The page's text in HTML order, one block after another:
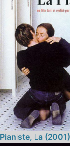
Pianiste, La (2001)